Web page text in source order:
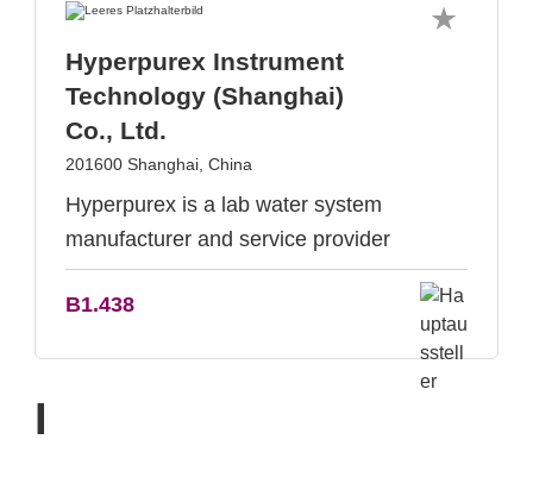
Hyperpurex Instrument
Technology (Shanghai)
Co., Ltd.
201600 Shanghai, China
Hyperpurex is a lab water system
manufacturer and service provider
B1.438
I